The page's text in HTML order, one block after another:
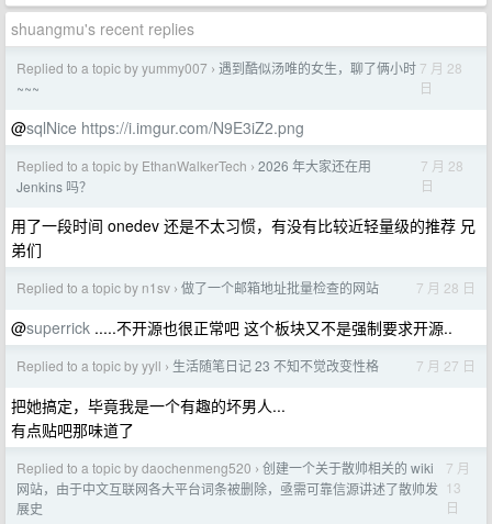
shuangmu's recent replies
Replied to a topic by yummy007 › 遇到酷似汤唯的女生，聊了俩小时
~~~
7 月 28
日
@sqlNice https://i.imgur.com/N9E3iZ2.png
Replied to a topic by EthanWalkerTech › 2026 年大家还在用
Jenkins 吗？
7 月 28
日
用了一段时间 onedev 还是不太习惯，有没有比较近轻量级的推荐 兄
弟们
Replied to a topic by n1sv › 做了一个邮箱地址批量检查的网站 7 月 28 日
@superrick .....不开源也很正常吧 这个板块又不是强制要求开源..
Replied to a topic by yyll › 生活随笔日记 23 不知不觉改变性格 7 月 27 日
把她搞定，毕竟我是一个有趣的坏男人...
有点贴吧那味道了
Replied to a topic by daochenmeng520 › 创建一个关于散帅相关的 wiki
网站，由于中文互联网各大平台词条被删除，亟需可靠信源讲述了散帅发
展史
7 月
13
日